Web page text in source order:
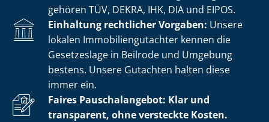
gehören TÜV, DEKRA, IHK, DIA und EIPOS.
Einhaltung rechtlicher Vorgaben: Unsere
lokalen Im­mo­bi­li­en­gut­ach­ter kennen die
Gesetzeslage in Beilrode und Umgebung
bestens. Unsere Gutachten halten diese
immer ein.
Faires Pauschalangebot: Klar und
transparent, ohne versteckte Kosten.